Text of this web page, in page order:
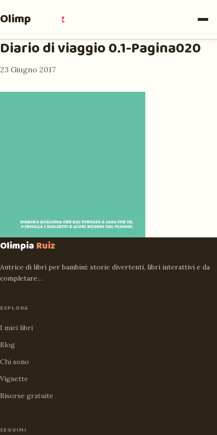
Olimpia Ruiz
Diario di viaggio 0.1-Pagina020
23 Giugno 2017
OlimpiaRuiz
Autrice di libri per bambini: storie divertenti, libri interattivi e da
completare…
ESPLORA
I miei libri
Blog
Chi sono
Vignette
Risorse gratuite
SEGUIMI